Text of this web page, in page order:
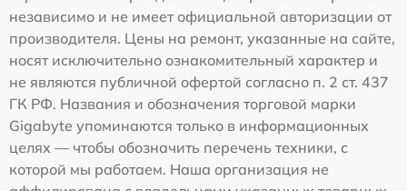
независимо и не имеет официальной авторизации от
производителя. Цены на ремонт, указанные на сайте,
носят исключительно ознакомительный характер и
не являются публичной офертой согласно п. 2 ст. 437
ГК РФ. Названия и обозначения торговой марки
Gigabyte упоминаются только в информационных
целях — чтобы обозначить перечень техники, с
которой мы работаем. Наша организация не